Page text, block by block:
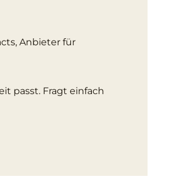
Anbieter für
passt. Fragt einfach